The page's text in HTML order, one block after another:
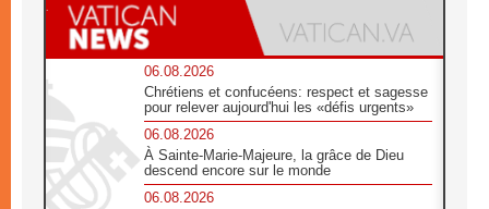
06.08.2026
Chrétiens et confucéens: respect et sagesse
pour relever aujourd'hui les «défis urgents»
06.08.2026
À Sainte-Marie-Majeure, la grâce de Dieu
descend encore sur le monde
06.08.2026